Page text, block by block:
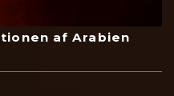
af Arabien